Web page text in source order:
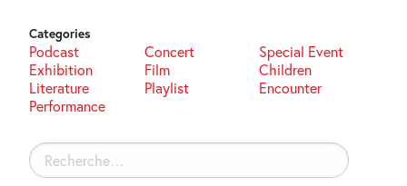
Categories
Podcast Concert
Special Event
Exhibition
Film
Children
Literature
Playlist
Encounter
Performance
Rechercher :